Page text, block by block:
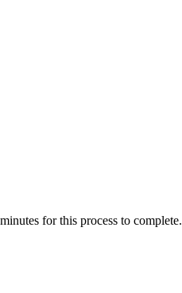
for this process to complete.